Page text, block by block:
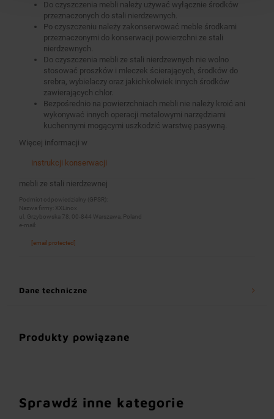
Do czyszczenia mebli należy używać wyłącznie środków
przeznaczonych do stali nierdzewnych.
Po czyszczeniu należy zakonserwować meble środkami
przeznaczonymi do konserwacji powierzchni ze stali
nierdzewnych.
Do czyszczenia mebli ze stali nierdzewnych nie wolno
stosować proszków i mleczek ścierających, środków do
srebra, wybielaczy oraz jakichkolwiek innych środków
zawierających chlor.
Bezpośrednio na powierzchniach mebli nie należy kroić ani
wykonywać innych operacji metalowymi narzędziami
kuchennymi mogącymi uszkodzić warstwę pasywną.
Więcej informacji w
instrukcji konserwacji
mebli ze stali nierdzewnej
Podmiot odpowiedzialny (GPSR):
Nazwa firmy: XXLinox
ul. Grzybowska 78, 00-844 Warszawa, Poland
e-mail:
[email protected]
Dane techniczne
Produkty powiązane
Sprawdź inne kategorie